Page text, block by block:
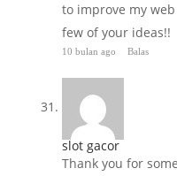
to improve my
few of your ideas!!
10 bulan ago Balas
slot gacor
Thank you for